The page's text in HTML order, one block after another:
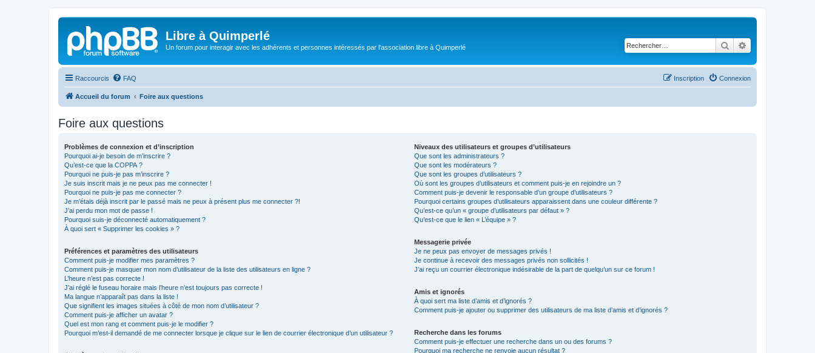
Libre à Quimperlé
Un forum pour interagir avec les adhérents et personnes intéressés par l'association libre à Quimperlé Rechercher
Raccourcis FAQ Connexion
Inscription
Accueil du forum Foire aux questions
Foire aux questions
Problèmes de connexion et d’inscription
Pourquoi ai-je besoin de m’inscrire ?
Qu’est-ce que la COPPA ?
Pourquoi ne puis-je pas m’inscrire ?
Je suis inscrit mais je ne peux pas me connecter !
Pourquoi ne puis-je pas me connecter ?
Je m’étais déjà inscrit par le passé mais ne peux à présent plus me connecter ?!
J’ai perdu mon mot de passe !
Pourquoi suis-je déconnecté automatiquement ?
À quoi sert « Supprimer les cookies » ?
Préférences et paramètres des utilisateurs
Comment puis-je modifier mes paramètres ?
Comment puis-je masquer mon nom d’utilisateur de la liste des utilisateurs en ligne ?
L’heure n’est pas correcte !
J’ai réglé le fuseau horaire mais l’heure n’est toujours pas correcte !
Ma langue n’apparaît pas dans la liste !
Que signifient les images situées à côté de mon nom d’utilisateur ?
Comment puis-je afficher un avatar ?
Quel est mon rang et comment puis-je le modifier ?
Pourquoi m’est-il demandé de me connecter lorsque je clique sur le lien de courrier électronique d’un utilisateur ?
Niveaux des utilisateurs et groupes d’utilisateurs
Que sont les administrateurs ?
Que sont les modérateurs ?
Que sont les groupes d’utilisateurs ?
Où sont les groupes d’utilisateurs et comment puis-je en rejoindre un ?
Comment puis-je devenir le responsable d’un groupe d’utilisateurs ?
Pourquoi certains groupes d’utilisateurs apparaissent dans une couleur différente ?
Qu’est-ce qu’un « groupe d’utilisateurs par défaut » ?
Qu’est-ce que le lien « L’équipe » ?
Messagerie privée
Je ne peux pas envoyer de messages privés !
Je continue à recevoir des messages privés non sollicités !
J’ai reçu un courrier électronique indésirable de la part de quelqu’un sur ce forum !
Amis et ignorés
À quoi sert ma liste d’amis et d’ignorés ?
Comment puis-je ajouter ou supprimer des utilisateurs de ma liste d’amis et d’ignorés ?
Recherche dans les forums
Comment puis-je effectuer une recherche dans un ou des forums ?
Pourquoi ma recherche ne renvoie aucun résultat ?